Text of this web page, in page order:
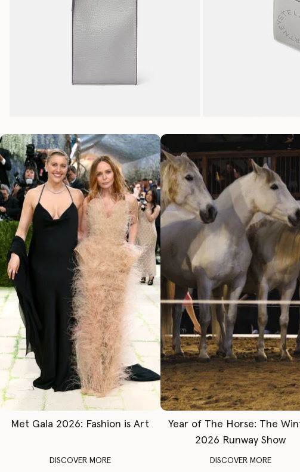
Met Gala 2026: Fashion is Art
DISCOVER MORE
Year of The Horse: The
2026 Runway Show
DISCOVER MORE